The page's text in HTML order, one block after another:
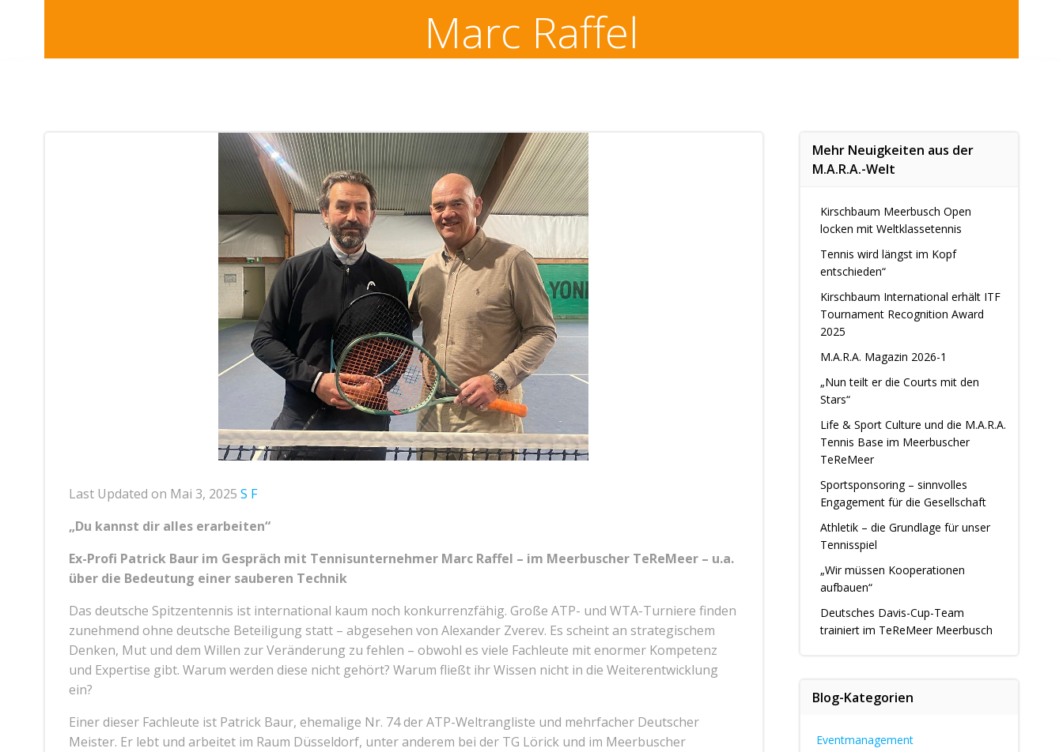
Marc Raffel
Last Updated on Mai 3, 2025 S F
„Du kannst dir alles erarbeiten“
Ex-Profi Patrick Baur im Gespräch mit Tennisunternehmer Marc Raffel – im Meerbuscher TeReMeer – u.a.
über die Bedeutung einer sauberen Technik
Das deutsche Spitzentennis ist international kaum noch konkurrenzfähig. Große ATP- und WTA-Turniere finden
zunehmend ohne deutsche Beteiligung statt – abgesehen von Alexander Zverev. Es scheint an strategischem
Denken, Mut und dem Willen zur Veränderung zu fehlen – obwohl es viele Fachleute mit enormer Kompetenz
und Expertise gibt. Warum werden diese nicht gehört? Warum fließt ihr Wissen nicht in die Weiterentwicklung
ein?
Einer dieser Fachleute ist Patrick Baur, ehemalige Nr. 74 der ATP-Weltrangliste und mehrfacher Deutscher
Meister. Er lebt und arbeitet im Raum Düsseldorf, unter anderem bei der TG Lörick und im Meerbuscher
Mehr Neuigkeiten aus der
M.A.R.A.-Welt
Kirschbaum Meerbusch Open
locken mit Weltklassetennis
Tennis wird längst im Kopf
entschieden“
Kirschbaum International erhält ITF
Tournament Recognition Award
2025
M.A.R.A. Magazin 2026-1
„Nun teilt er die Courts mit den
Stars“
Life & Sport Culture und die M.A.R.A.
Tennis Base im Meerbuscher
TeReMeer
Sportsponsoring – sinnvolles
Engagement für die Gesellschaft
Athletik – die Grundlage für unser
Tennisspiel
„Wir müssen Kooperationen
aufbauen“
Deutsches Davis-Cup-Team
trainiert im TeReMeer Meerbusch
Blog-Kategorien
Eventmanagement